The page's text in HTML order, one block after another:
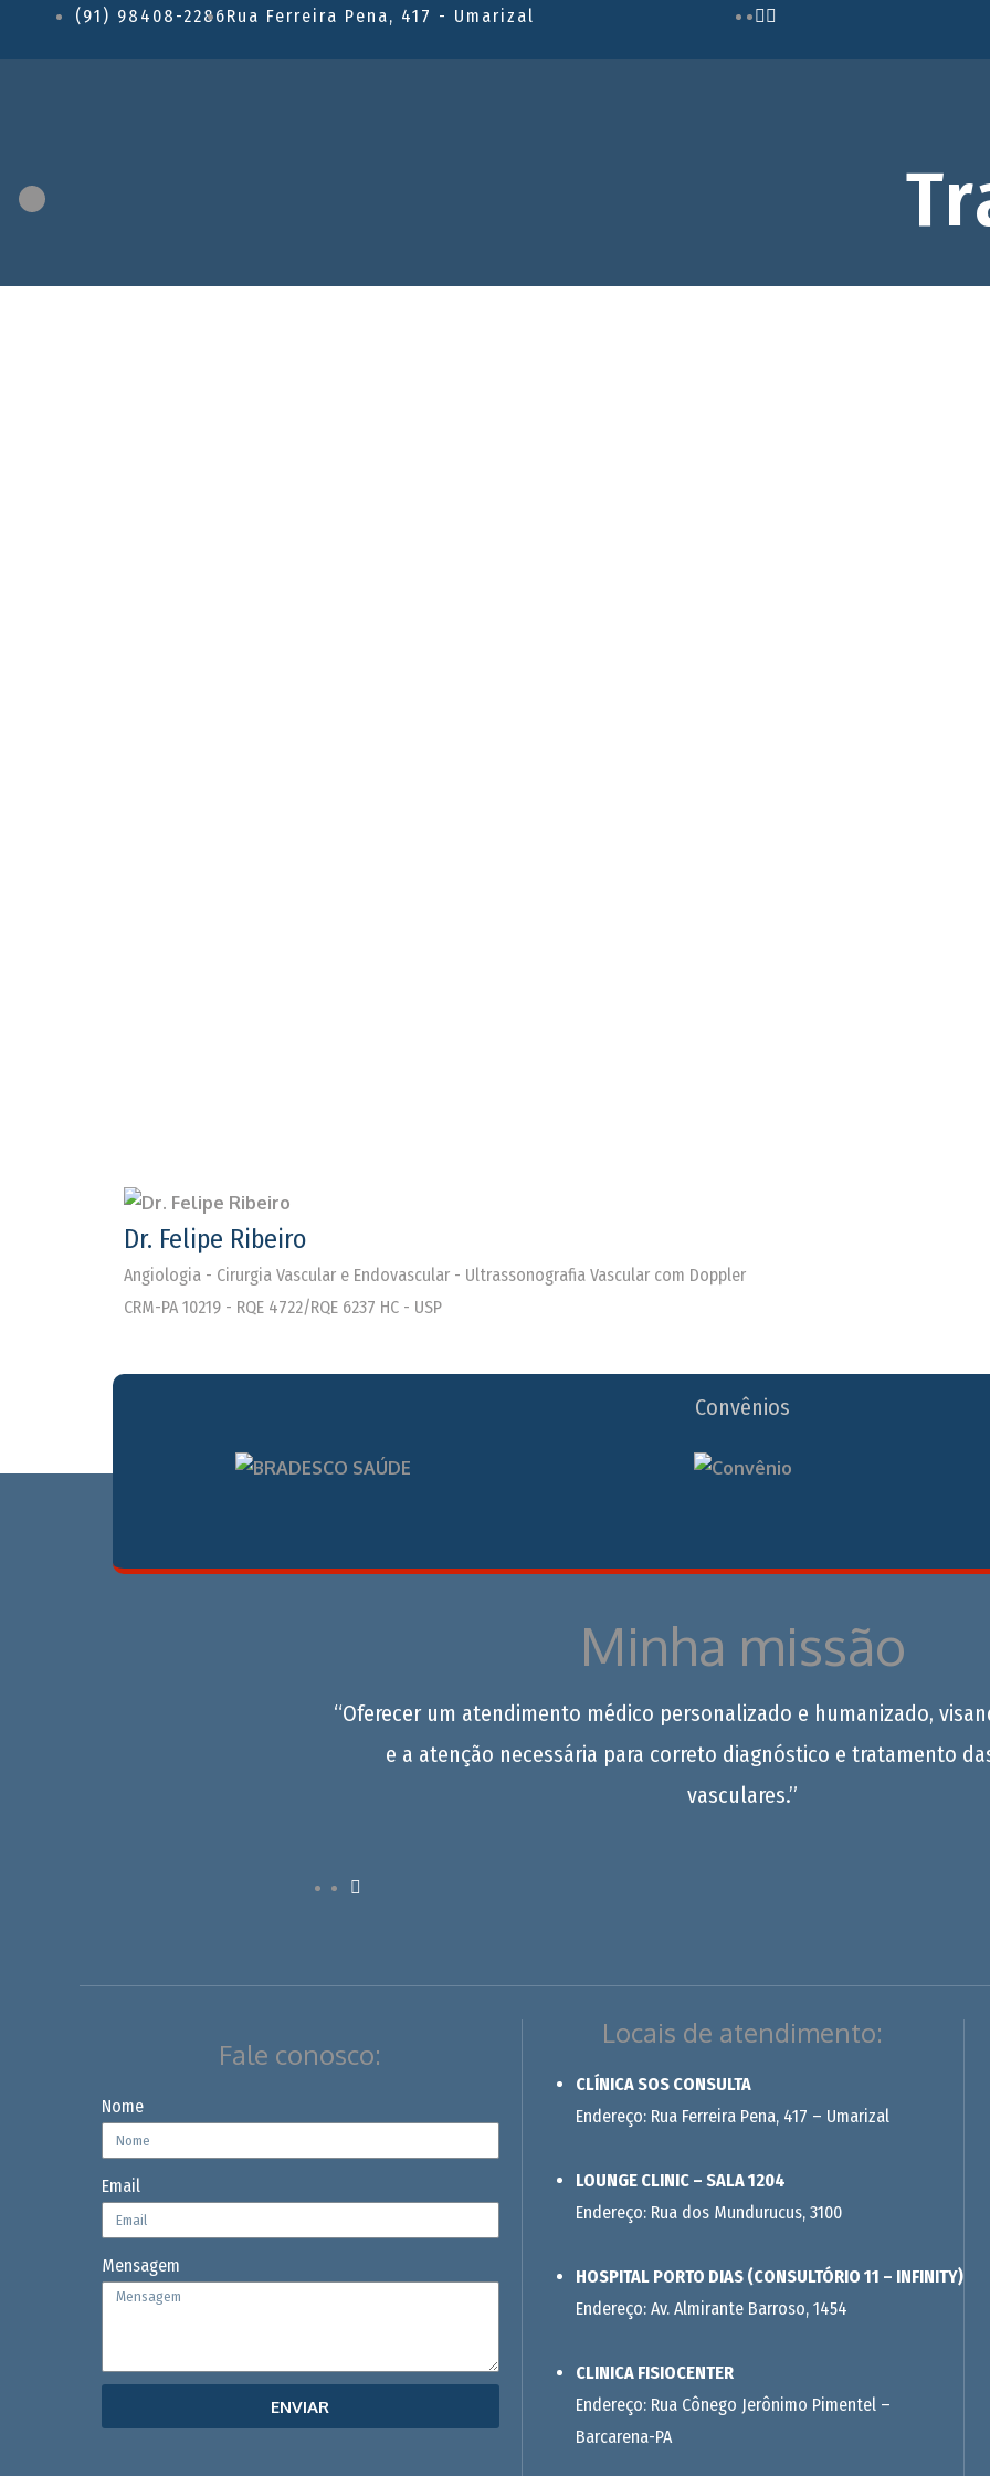
(91) 98408-2286Rua Ferreira Pena, 417 - Umarizal
Dr. Felipe Ribeiro
Angiologia - Cirurgia Vascular e Endovascular - Ultrassonografia Vascular com Doppler
CRM-PA 10219 - RQE 4722/RQE 6237 HC - USP
Convênios
Minha missão
“Oferecer um atendimento médico personalizado e humanizado,
e a atenção necessária para correto diagnóstico e tratamento
vasculares.”
Fale conosco:
Nome
Email
Mensagem
ENVIAR
Locais de atendimento:
CLÍNICA SOS CONSULTA
Endereço: Rua Ferreira Pena, 417 – Umarizal
LOUNGE CLINIC – SALA 1204
Endereço: Rua dos Mundurucus, 3100
HOSPITAL PORTO DIAS (CONSULTÓRIO 11 – INFINITY)
Endereço: Av. Almirante Barroso, 1454
CLINICA FISIOCENTER
Endereço: Rua Cônego Jerônimo Pimentel –
Barcarena-PA